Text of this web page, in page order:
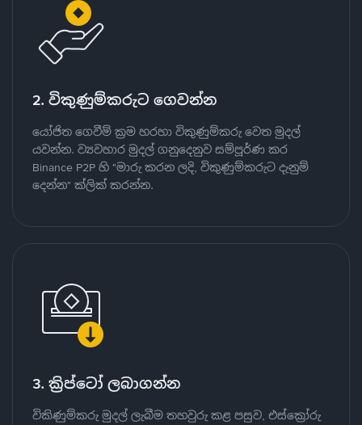
2. විකුණුම්කරුට ගෙවන්න
යෝජිත ගෙවීම් ක්‍රම හරහා විකුණුම්කරු වෙත මුදල්
යවන්න. ව්‍යවහාර මුදල් ගනුදෙනුව සම්පූර්ණ කර
Binance P2P හි "මාරු කරන ලදි, විකුණුම්කරුට දැනුම්
දෙන්න" ක්ලික් කරන්න.
3. ක්‍රිප්ටෝ ලබාගන්න
විකිණුම්කරු මුදල් ලැබීම තහවුරු කළ පසුව, එස්ක්‍රෝරු